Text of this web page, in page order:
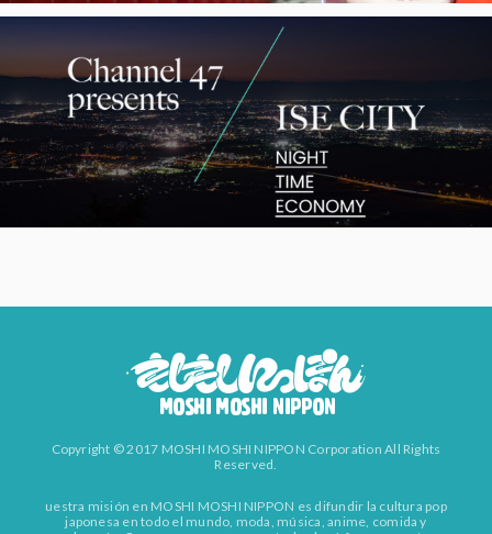
Copyright © 2017 MOSHI MOSHI NIPPON Corporation All Rights
Reserved.
uestra misión en MOSHI MOSHI NIPPON es difundir la cultura pop
japonesa en todo el mundo, moda, música, anime, comida y